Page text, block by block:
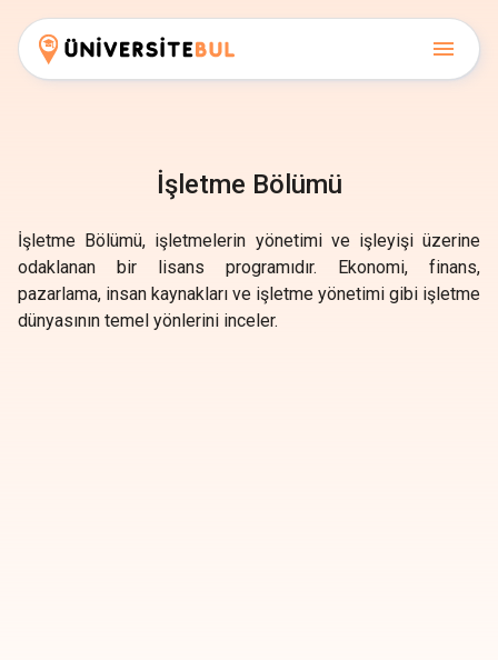
İşletme Bölümü
İşletme Bölümü, işletmelerin yönetimi ve işleyişi üzerine
odaklanan bir lisans programıdır. Ekonomi, finans,
pazarlama, insan kaynakları ve işletme yönetimi gibi işletme
dünyasının temel yönlerini inceler.